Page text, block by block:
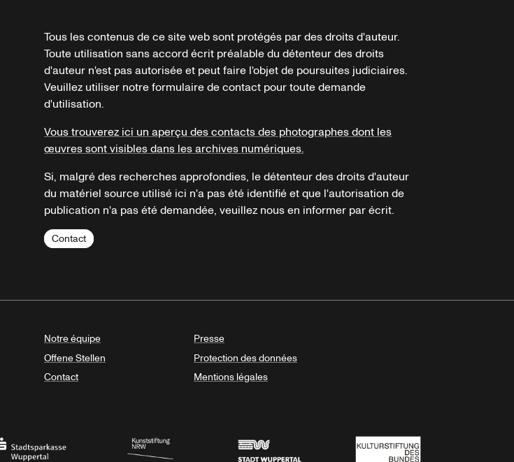
Tous les contenus de ce site web sont protégés par des droits d'auteur.
Toute utilisation sans accord écrit préalable du détenteur des droits
d'auteur n'est pas autorisée et peut faire l'objet de poursuites judiciaires.
Veuillez utiliser notre formulaire de contact pour toute demande
d'utilisation.
Vous trouverez ici un aperçu des contacts des photographes dont les
œuvres sont visibles dans les archives numériques.
Si, malgré des recherches approfondies, le détenteur des droits d'auteur
du matériel source utilisé ici n'a pas été identifié et que l'autorisation de
publication n'a pas été demandée, veuillez nous en informer par écrit.
Contact
Notre équipe
Offene Stellen
Contact
Presse
Protection des données
Mentions légales